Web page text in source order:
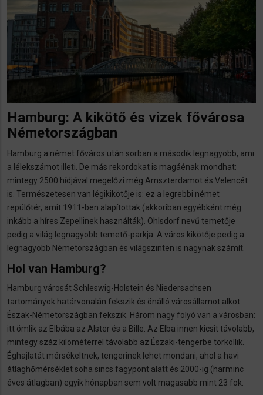
Hamburg: A kikötő és vizek fővárosa
Németországban
Hamburg a német főváros után sorban a második legnagyobb, ami
a lélekszámot illeti. De más rekordokat is magáénak mondhat:
mintegy 2500 hídjával megelőzi még Amszterdamot és Velencét
is. Természetesen van légikikötője is: ez a legrebbi német
repülőtér, amit 1911-ben alapítottak (akkoriban egyébként még
inkább a híres Zepellinek használták). Ohlsdorf nevű temetője
pedig a világ legnagyobb temető-parkja. A város kikötője pedig a
legnagyobb Németországban és világszinten is nagynak számít.
Hol van Hamburg?
Hamburg városát Schleswig-Holstein és Niedersachsen
tartományok határvonalán fekszik és önálló városállamot alkot.
Észak-Németországban fekszik. Három nagy folyó van a városban:
itt ömlik az Elbába az Alster és a Bille. Az Elba innen kicsit távolabb,
mintegy száz kilométerrel távolabb az Északi-tengerbe torkollik.
Éghajlatát mérsékeltnek, tengerinek lehet mondani, ahol a havi
átlaghőmérséklet soha sincs fagypont alatt és 2000-ig (harminc
éves átlagban) egyik hónapban sem volt magasabb mint 23 fok.